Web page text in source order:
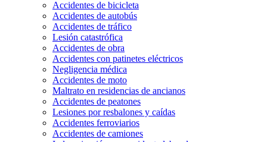
Accidentes de bicicleta
Accidentes de autobús
Accidentes de tráfico
Lesión catastrófica
Accidentes de obra
Accidentes con patinetes eléctricos
Negligencia médica
Accidentes de moto
Maltrato en residencias de ancianos
Accidentes de peatones
Lesiones por resbalones y caídas
Accidentes ferroviarios
Accidentes de camiones